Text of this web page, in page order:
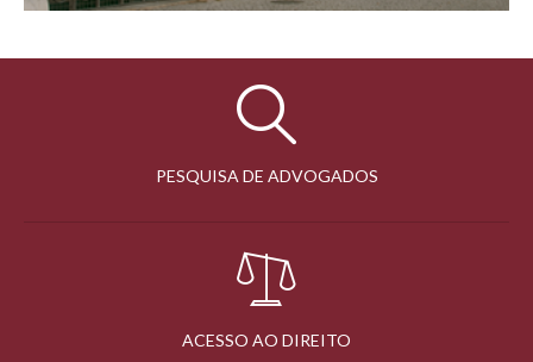
PESQUISA DE ADVOGADOS
ACESSO AO DIREITO